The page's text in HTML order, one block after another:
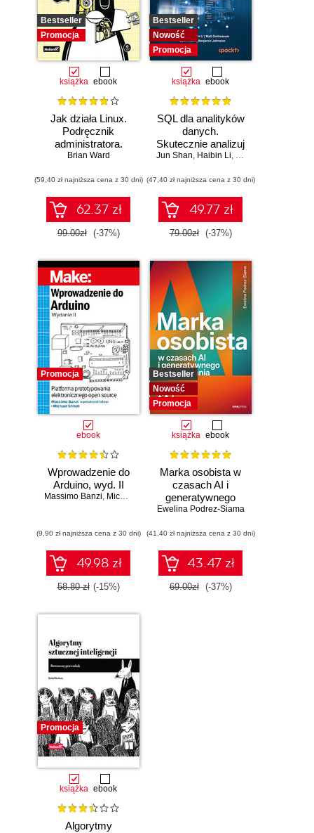
Bestseller
Promocja
książka ebook
Jak działa Linux.
Podręcznik
administratora.
Wydanie III
Brian Ward
(59,40 zł najniższa cena z 30 dni)
62.37 zł
99.00zł (-37%)
Bestseller
Nowość
Promocja
książka ebook
SQL dla analityków
danych.
Skutecznie analizuj
dane, wyciągaj
wnioski i opanuj
zaawansowany
SQL na potrzeby
praktycznych
zastosowań.
Jun Shan, Haibin Li, Matt Goldwasser
(47,40 zł najniższa cena z 30 dni)
49.77 zł
79.00zł (-37%)
Promocja
ebook
Wprowadzenie do
Arduino, wyd. II
Massimo Banzi, Michael Shiloh
(9,90 zł najniższa cena z 30 dni)
49.98 zł
58.80 zł (-15%)
Bestseller
Nowość
Promocja
książka ebook
Marka osobista w
czasach AI i
generatywnego
wyszukiwania
Ewelina Podrez-Siama
(41,40 zł najniższa cena z 30 dni)
43.47 zł
69.00zł (-37%)
Promocja
książka ebook
Algorytmy